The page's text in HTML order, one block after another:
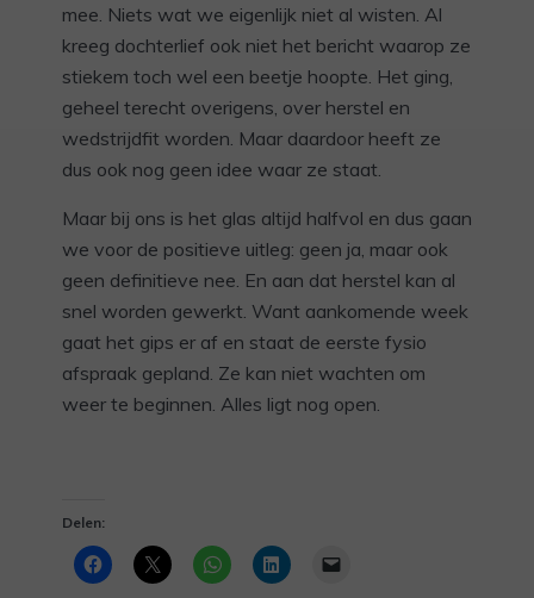
mee. Niets wat we eigenlijk niet al wisten. Al
kreeg dochterlief ook niet het bericht waarop ze
stiekem toch wel een beetje hoopte. Het ging,
geheel terecht overigens, over herstel en
wedstrijdfit worden. Maar daardoor heeft ze
dus ook nog geen idee waar ze staat.
Maar bij ons is het glas altijd halfvol en dus gaan
we voor de positieve uitleg: geen ja, maar ook
geen definitieve nee. En aan dat herstel kan al
snel worden gewerkt. Want aankomende week
gaat het gips er af en staat de eerste fysio
afspraak gepland. Ze kan niet wachten om
weer te beginnen. Alles ligt nog open.
Delen: